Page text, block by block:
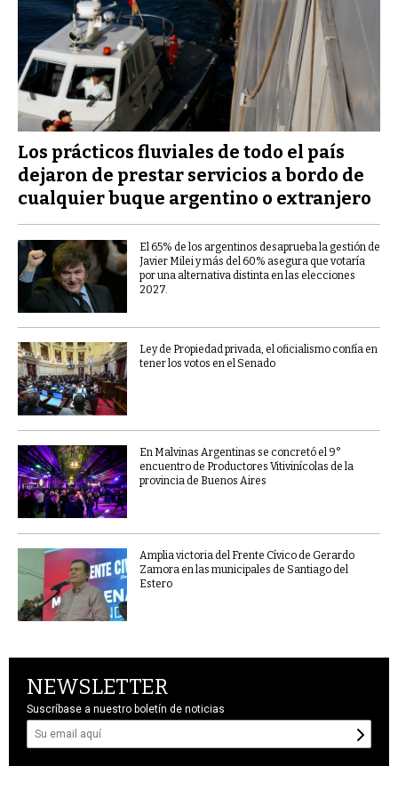
Los prácticos fluviales de todo el país
dejaron de prestar servicios a bordo de
cualquier buque argentino o extranjero
El 65% de los argentinos desaprueba la gestión de
Javier Milei y más del 60% asegura que votaría
por una alternativa distinta en las elecciones
2027.
Ley de Propiedad privada, el oficialismo confía en
tener los votos en el Senado
En Malvinas Argentinas se concretó el 9°
encuentro de Productores Vitivinícolas de la
provincia de Buenos Aires
Amplia victoria del Frente Cívico de Gerardo
Zamora en las municipales de Santiago del
Estero
NEWSLETTER
Suscríbase a nuestro boletín de noticias